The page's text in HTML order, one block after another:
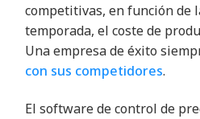
competitivas, en función de
temporada, el coste de
Una empresa de éxito
con sus competidores.
El software de control de